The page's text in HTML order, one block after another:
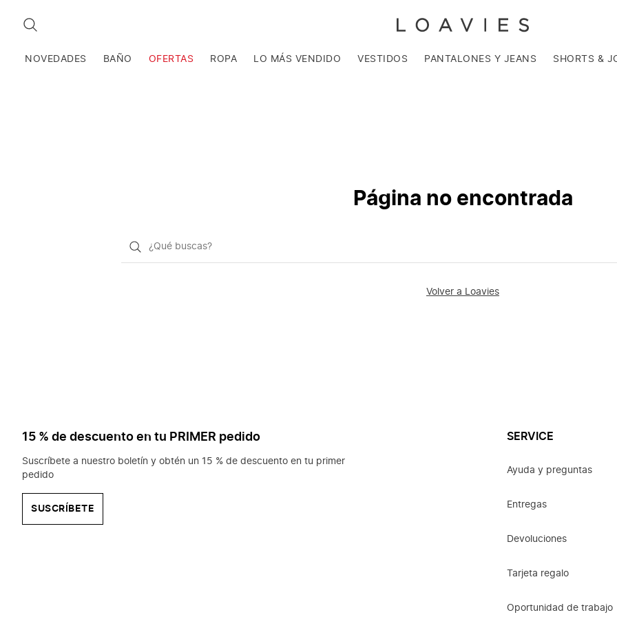
BUSCAR
NOVEDADES BAÑO OFERTAS ROPA LO MÁS VENDIDO VESTIDOS PANTALONES Y JEANS SHORTS &
Página no encontrada
¿Qué
Volver a Loavies
15 % de descuento en tu PRIMER pedido
Suscríbete a nuestro boletín y obtén un 15 % de descuento en tu primer
pedido
SUSCRÍBETE
SERVICE
Ayuda y preguntas
Entregas
Devoluciones
Tarjeta regalo
Oportunidad de trabajo